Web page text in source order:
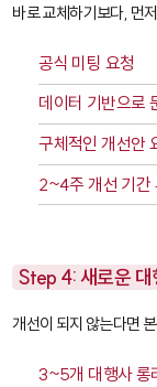
바로 교체하기보다, 먼
공식 미팅 요청
데이터 기반으로
구체적인 개선안
2~4주 개선 기간
Step 4: 새로운
개선이 되지 않는다면
3~5개 대행사 롱